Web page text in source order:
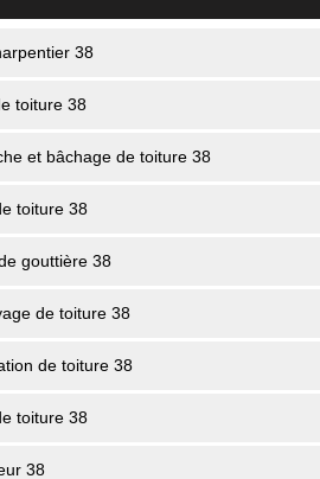
38
toiture 38
et bâchage de toiture 38
toiture 38
gouttière 38
de toiture 38
de toiture 38
toiture 38
38